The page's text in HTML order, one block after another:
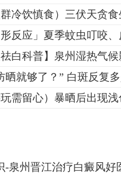
群冷饮慎食）三伏天贪
形反应」夏季蚊虫叮咬
祛白科普】泉州湿热气
晒就够了？” 白斑反复
玩需留心）暴晒后出现
-泉州晋江治疗白癜风好